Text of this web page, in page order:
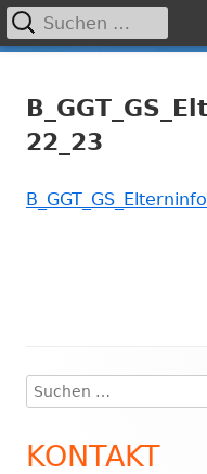
zum
Inhalt
Primäres
22_23
Haupt-
Seitenleiste
Suchen
nach:
KONTAKT